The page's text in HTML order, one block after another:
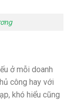
ở mỗi doanh
công hay với
khó hiểu cũng